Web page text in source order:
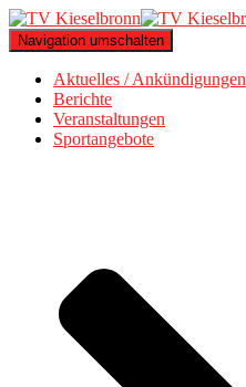
Navigation umschalten
Aktuelles / Ankündigungen
Berichte
Veranstaltungen
Sportangebote